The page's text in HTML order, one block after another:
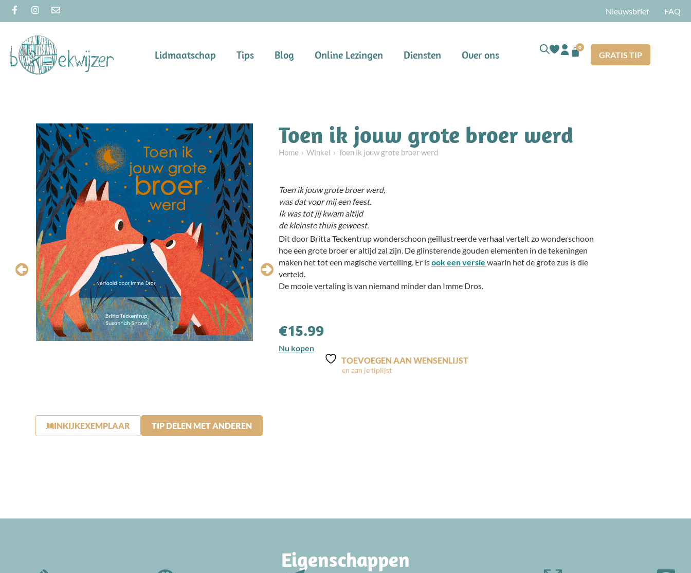
Nieuwsbrief FAQ
Lidmaatschap Tips Blog Online Lezingen Diensten Over ons
0
GRATIS TIP
INKIJKEXEMPLAAR TIP DELEN MET ANDEREN
Toen ik jouw grote broer werd
Home Winkel Toen ik jouw grote broer werd
Toen ik jouw grote broer werd,
was dat voor mij een feest.
Ik was tot jij kwam altijd
de kleinste thuis geweest.
Dit door Britta Teckentrup wonderschoon geïllustreerde verhaal vertelt zo wonderschoon
hoe een grote broer er altijd zal zijn. De glinsterende gouden elementen in de tekeningen
maken het tot een magische vertelling. Er isook een versie waarin het de grote zus is die
verteld.
De mooie vertaling is van niemand minder dan Imme Dros.
€15.99
Nu kopen
TOEVOEGEN AAN WENSENLIJST
Eigenschappen